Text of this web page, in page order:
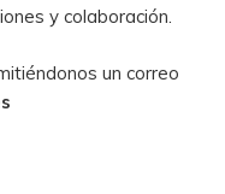
y colaboración.
un correo